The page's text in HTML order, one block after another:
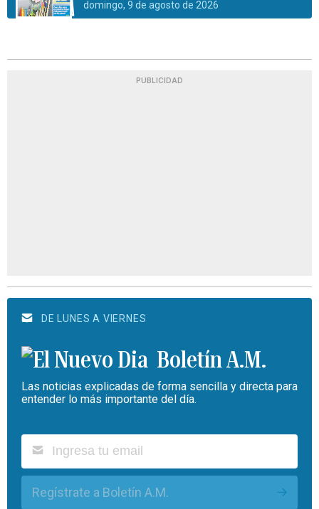
domingo, 9 de agosto de 2026
PUBLICIDAD
DE LUNES A VIERNES
Boletín A.M.
Las noticias explicadas de forma sencilla y directa para
entender lo más importante del día.
Regístrate a Boletín A.M.